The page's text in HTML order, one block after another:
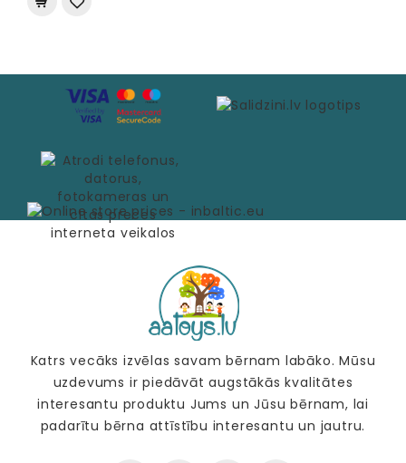
Katrs vecāks izvēlas savam bērnam labāko. Mūsu
uzdevums ir piedāvāt augstākās kvalitātes
interesantu produktu Jums un Jūsu bērnam, lai
padarītu bērna attīstību interesantu un jautru.